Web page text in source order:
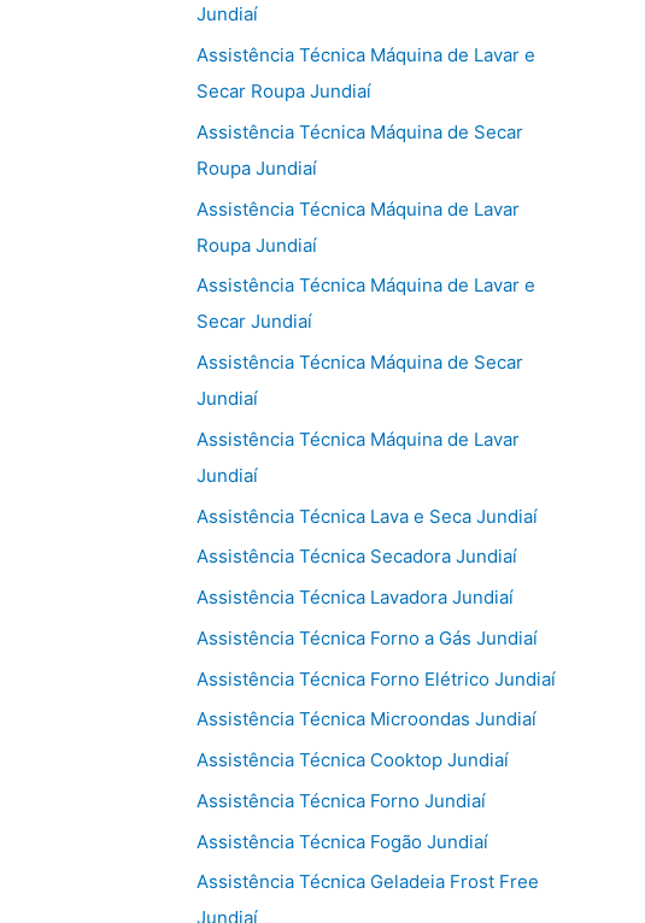
Jundiaí
Assistência Técnica Máquina de Lavar e
Secar Roupa Jundiaí
Assistência Técnica Máquina de Secar
Roupa Jundiaí
Assistência Técnica Máquina de Lavar
Roupa Jundiaí
Assistência Técnica Máquina de Lavar e
Secar Jundiaí
Assistência Técnica Máquina de Secar
Jundiaí
Assistência Técnica Máquina de Lavar
Jundiaí
Assistência Técnica Lava e Seca Jundiaí
Assistência Técnica Secadora Jundiaí
Assistência Técnica Lavadora Jundiaí
Assistência Técnica Forno a Gás Jundiaí
Assistência Técnica Forno Elétrico Jundiaí
Assistência Técnica Microondas Jundiaí
Assistência Técnica Cooktop Jundiaí
Assistência Técnica Forno Jundiaí
Assistência Técnica Fogão Jundiaí
Assistência Técnica Geladeia Frost Free
Jundiaí